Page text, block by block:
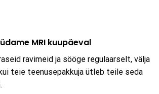
MRI kuupäeval
ravimeid ja sööge regulaarselt, välja
teie teenusepakkuja ütleb teile seda